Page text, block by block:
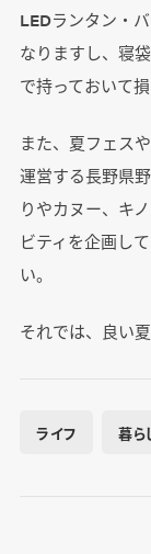
LEDランタン・
なりますし、寝
で持っておいて
また、夏フェス
運営する長野県
りやカヌー、キ
ビティを企画し
い。
それでは、良い夏
ライフ 暮ら